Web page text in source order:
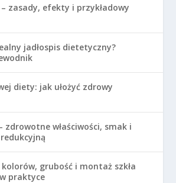
zasady, efekty i przykładowy
jadłospis dietetyczny?
diety: jak ułożyć zdrowy
zdrowotne właściwości, smak i
grubość i montaż szkła
praktyce